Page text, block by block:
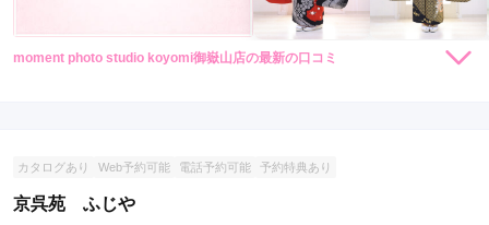
moment photo studio koyomi御嶽山店の最新の口コミ
カタログあり Web予約可能 電話予約可能 予約特典あり
京呉苑 ふじや